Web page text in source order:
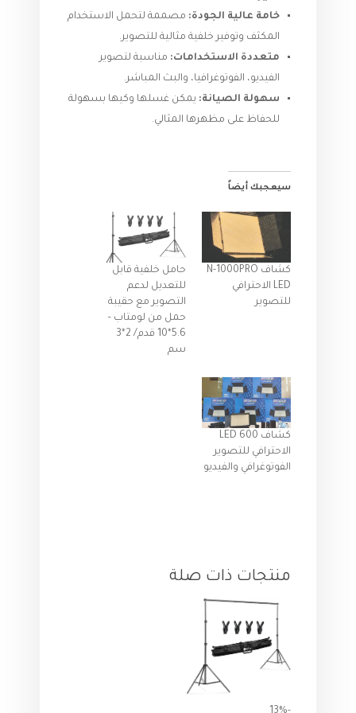
خامة عالية الجودة: مصممة لتحمل الاستخدام
المكثف وتوفير خلفية مثالية للتصوير.
متعددة الاستخدامات: مناسبة لتصوير
الفيديو، الفوتوغرافيا، والبث المباشر.
سهولة الصيانة: يمكن غسلها وكيها بسهولة
للحفاظ على مظهرها المثالي.
سيعجبك أيضاً
كشاف N-1000PRO
LED الاحترافي
للتصوير
حامل خلفية قابل
للتعديل لدعم
التصوير مع حقيبة
حمل من لومتاب –
5.6*10 قدم/ 2*3
سم
كشاف LED 600
الاحترافي للتصوير
الفوتوغرافي والفيديو
منتجات ذات صلة